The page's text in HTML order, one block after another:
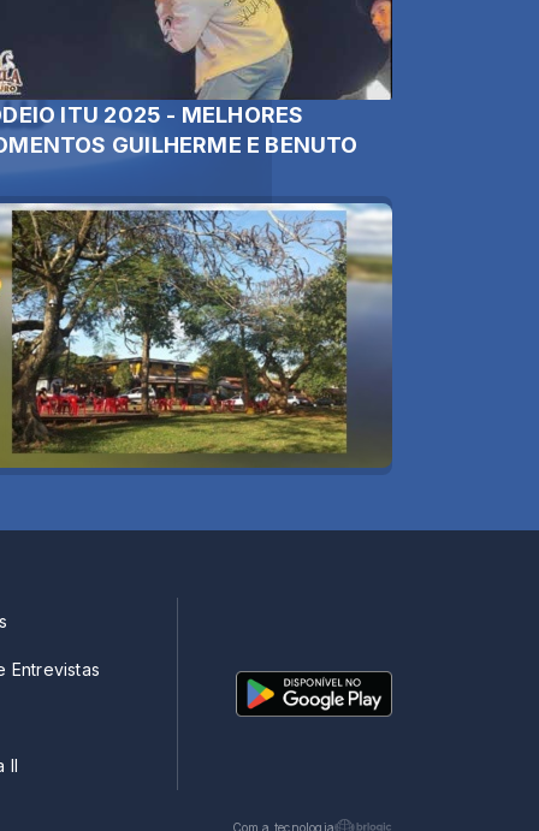
ITU 2025 - MELHORES
GUILHERME E BENUTO
Entrevistas
II
Com a tecnologia